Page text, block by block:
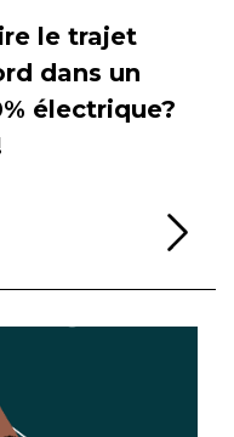
le trajet
dans un
électrique?